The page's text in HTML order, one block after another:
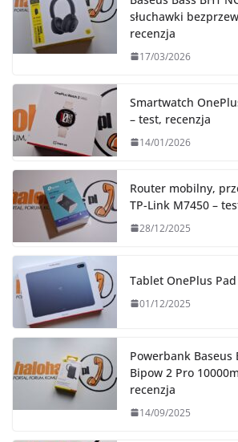
słuchawki
recenzja
17/03/2026
Smartwatch
– test, recenzja
14/01/2026
Router mobilny,
TP-Link M7450 –
28/12/2025
Tablet OnePlus
01/12/2025
Powerbank Baseus
Bipow 2 Pro
recenzja
14/09/2025